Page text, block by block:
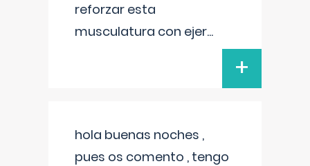
reforzar esta
musculatura con ejer...
+
hola buenas noches ,
pues os comento , tengo